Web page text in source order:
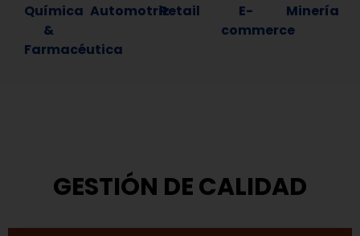
Química
&
Farmacéutica
AutomotrizRetail
E-
commerce
Minería
GESTIÓN DE CALIDAD